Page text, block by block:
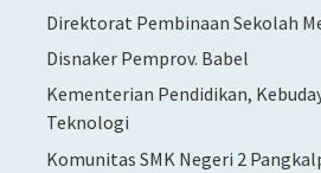
Direktorat Pembinaan Sekolah
Disnaker Pemprov. Babel
Kementerian Pendidikan,
Teknologi
Komunitas SMK Negeri 2